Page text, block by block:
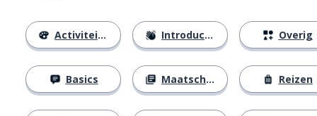
Activiteiten
Basics
Introducties
Maatschappij
Overig
Reizen